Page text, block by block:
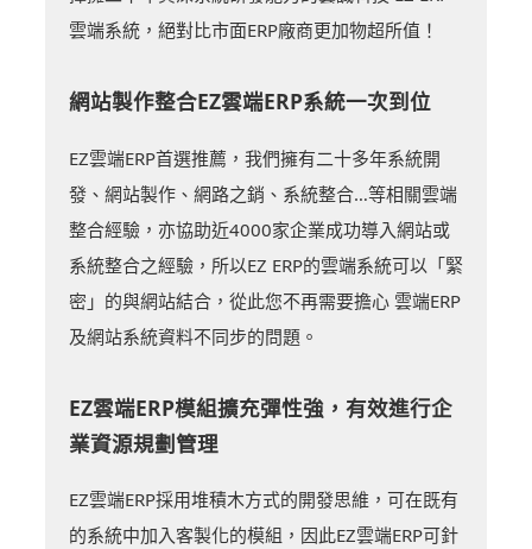
雲端系統，絕對比市面ERP廠商更加物超所值！
網站製作整合EZ雲端ERP系統一次到位
EZ雲端ERP首選推薦，我們擁有二十多年系統開
發、網站製作、網路之銷、系統整合…等相關雲端
整合經驗，亦協助近4000家企業成功導入網站或
系統整合之經驗，所以EZ ERP的雲端系統可以「緊
密」的與網站結合，從此您不再需要擔心 雲端ERP
及網站系統資料不同步的問題。
EZ雲端ERP模組擴充彈性強，有效進行企
業資源規劃管理
EZ雲端ERP採用堆積木方式的開發思維，可在既有
的系統中加入客製化的模組，因此EZ雲端ERP可針